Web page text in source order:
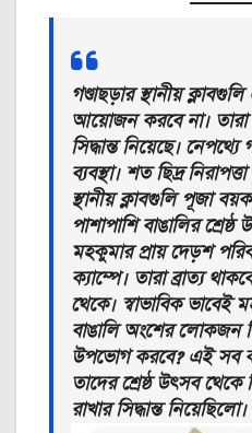
গণ্ডাছড়ার স্থানীয়
আয়োজন করবে না। তারা
সিদ্ধান্ত নিয়েছে। নেপথ্যে
ব্যবস্থা। শত ছিদ্র
স্থানীয় ক্লাবগুলি পূজা
পাশাপাশি বাঙালির
মহকুমার প্রায় দেড়শ
ক্যাম্পে। তারা ব্রাত্য
থেকে। স্বাভাবিক ভাবেই
বাঙালি অংশের লোকজন
উপভোগ করবে? এই সব
তাদের শ্রেষ্ঠ উৎসব থেকে
রাখার সিদ্ধান্ত নিয়েছিলো।